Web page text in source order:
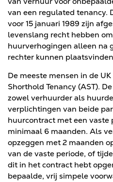
van een regulated tenancy.
voor 15 januari 1989 zijn
levenslang recht hebben
huurverhogingen alleen na
rechter kunnen
De meeste mensen in de
Shorthold Tenancy (AST).
zowel verhuurder als
verplichtingen van beide
huurcontract met een vaste
minimaal 6 maanden. Als
opzeggen met 2 maanden
van de vaste periode, of
dit in het contract hebt
bepaalde, vrij simpele